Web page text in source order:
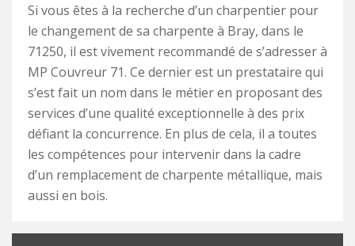
Si vous êtes à la recherche d’un charpentier pour
le changement de sa charpente à Bray, dans le
71250, il est vivement recommandé de s’adresser à
MP Couvreur 71. Ce dernier est un prestataire qui
s’est fait un nom dans le métier en proposant des
services d’une qualité exceptionnelle à des prix
défiant la concurrence. En plus de cela, il a toutes
les compétences pour intervenir dans la cadre
d’un remplacement de charpente métallique, mais
aussi en bois.